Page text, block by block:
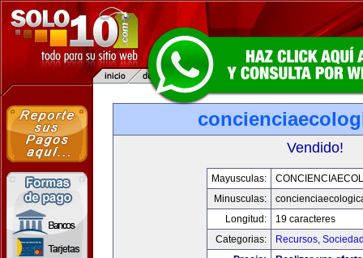
Vendido!
Mayusculas:
Minusculas:
Longitud:
19 caracteres
Categorias:
Recursos,